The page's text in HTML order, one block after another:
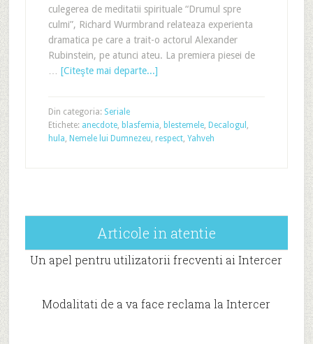
culegerea de meditatii spirituale “Drumul spre
culmi”, Richard Wurmbrand relateaza experienta
dramatica pe care a trait-o actorul Alexander
Rubinstein, pe atunci ateu. La premiera piesei de
[Citeşte mai departe...]
Din categoria: Seriale
Etichete: anecdote, blasfemia, blestemele, Decalogul ,
hula, Nemele lui Dumnezeu, respect, Yahveh
Articole in atentie
Un apel pentru utilizatorii frecventi ai Intercer
Modalitati de a va face reclama la Intercer